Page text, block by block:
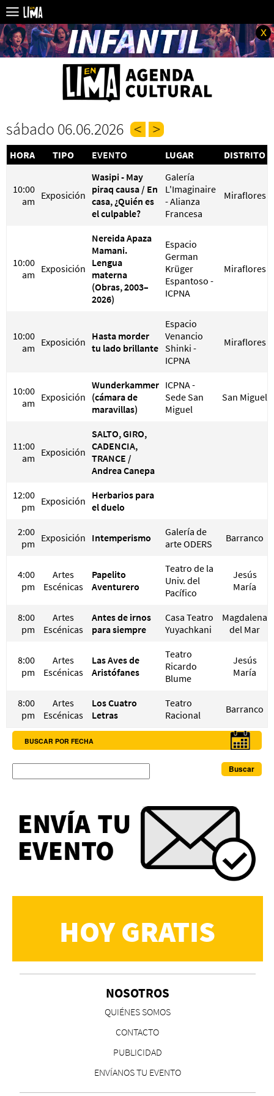
x
sábado 06.06.2026
HORA TIPO EVENTO LUGAR DISTRITO
10:00
am Exposición
Wasipi - May
piraq causa / En
casa, ¿Quién es
el culpable?
Galería
L'Imaginaire
- Alianza
Francesa
Miraflores
10:00
am Exposición
Nereida Apaza
Mamani.
Lengua
materna
(Obras, 2003–
2026)
Espacio
German
Krüger
Espantoso -
ICPNA
Miraflores
10:00
am Exposición Hasta morder
tu lado brillante
Espacio
Venancio
Shinki -
ICPNA
Miraflores
10:00
am Exposición
Wunderkammer
(cámara de
maravillas)
ICPNA -
Sede San
Miguel
San Miguel
11:00
am Exposición
SALTO, GIRO,
CADENCIA,
TRANCE /
Andrea Canepa
12:00
pm Exposición Herbarios para
el duelo
2:00
pm Exposición Intemperismo
Galería de
arte ODERS
Barranco
4:00
pm
Artes
Escénicas
Papelito
Aventurero
Teatro de la
Univ. del
Pacífico
Jesús
María
8:00
pm
Artes
Escénicas
Antes de irnos
para siempre
Casa Teatro
Yuyachkani
Magdalena
del Mar
8:00
pm
Artes
Escénicas
Las Aves de
Aristófanes
Teatro
Ricardo
Blume
Jesús
María
8:00
pm
Artes
Escénicas
Los Cuatro
Letras
Teatro
Racional
Barranco
BUSCAR POR FECHA
HOY GRATIS
NOSOTROS
QUIÉNES SOMOS
CONTACTO
PUBLICIDAD
ENVÍANOS TU EVENTO